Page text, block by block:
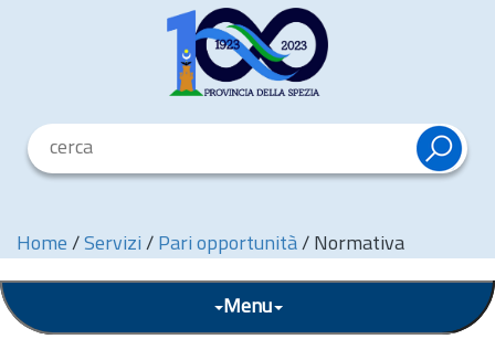
Home / Servizi / Pari opportunità / Normativa
Menu